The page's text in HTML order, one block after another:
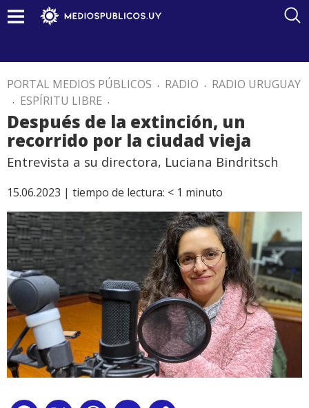
PORTAL MEDIOS PÚBLICOS . RADIO . RADIO URUGUAY
. ESPÍRITU LIBRE .
Después de la extinción, un
recorrido por la ciudad vieja
Entrevista a su directora, Luciana Bindritsch
15.06.2023 | tiempo de lectura: < 1 minuto